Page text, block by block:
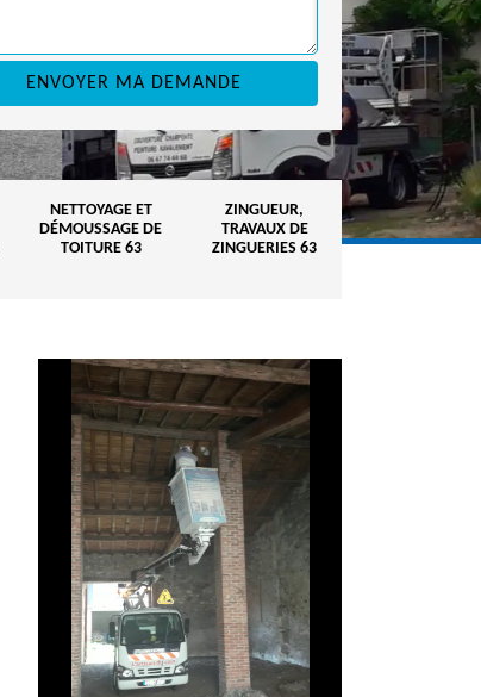
NETTOYAGE ET
DÉMOUSSAGE DE
TOITURE 63
ZINGUEUR,
TRAVAUX DE
ZINGUERIES 63